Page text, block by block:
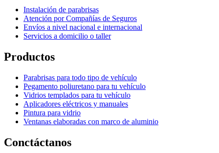
Instalación de parabrisas
Atención por Compañías de Seguros
Envíos a nivel nacional e internacional
Servicios a domicilio o taller
Productos
Parabrisas para todo tipo de vehículo
Pegamento poliuretano para tu vehículo
Vidrios templados para tu vehículo
Aplicadores eléctricos y manuales
Pintura para vidrio
Ventanas elaboradas con marco de aluminio
Conctáctanos